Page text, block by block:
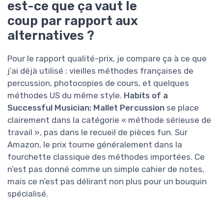
est-ce que ça vaut le
coup par rapport aux
alternatives ?
Pour le rapport qualité-prix, je compare ça à ce que
j’ai déjà utilisé : vieilles méthodes françaises de
percussion, photocopies de cours, et quelques
méthodes US du même style. Habits of a
Successful Musician: Mallet Percussion se place
clairement dans la catégorie « méthode sérieuse de
travail », pas dans le recueil de pièces fun. Sur
Amazon, le prix tourne généralement dans la
fourchette classique des méthodes importées. Ce
n’est pas donné comme un simple cahier de notes,
mais ce n’est pas délirant non plus pour un bouquin
spécialisé.